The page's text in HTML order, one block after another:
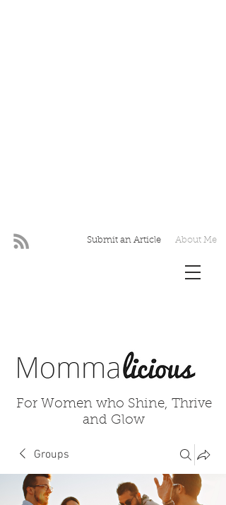
About Me
Submit an Article
For Women who Shine, Thrive
and Glow
Groups